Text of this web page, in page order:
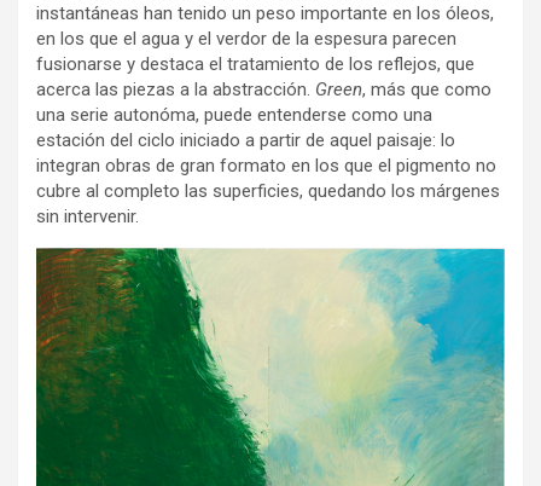
instantáneas han tenido un peso importante en los óleos,
en los que el agua y el verdor de la espesura parecen
fusionarse y destaca el tratamiento de los reflejos, que
acerca las piezas a la abstracción. Green, más que como
una serie autonóma, puede entenderse como una
estación del ciclo iniciado a partir de aquel paisaje: lo
integran obras de gran formato en los que el pigmento no
cubre al completo las superficies, quedando los márgenes
sin intervenir.